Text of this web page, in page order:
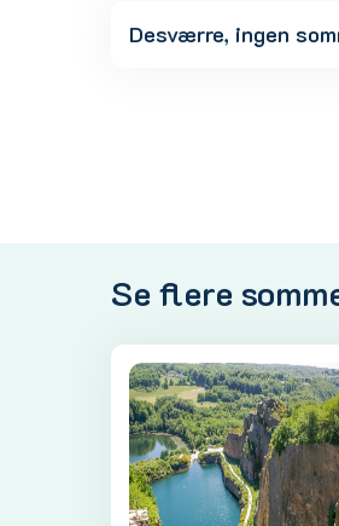
Desværre, ingen
Se flere